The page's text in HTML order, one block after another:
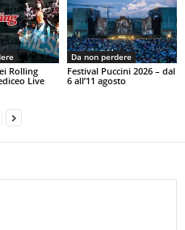
Rolling
Live
Da non perdere
Festival Puccini 2026 – dal
6 all’11 agosto